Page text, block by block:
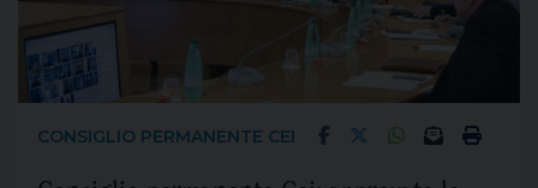
CONSIGLIO PERMANENTE CEI